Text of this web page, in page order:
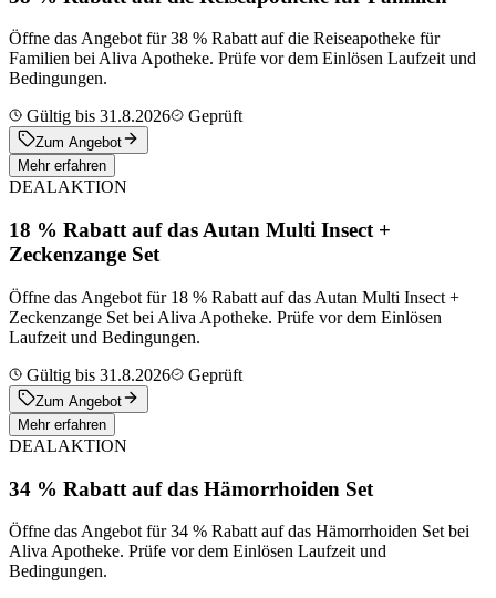
Öffne das Angebot für 38 % Rabatt auf die Reiseapotheke für
Familien bei Aliva Apotheke. Prüfe vor dem Einlösen Laufzeit und
Bedingungen.
Gültig bis 31.8.2026
Geprüft
Zum Angebot
Mehr erfahren
DEALAKTION
18 % Rabatt auf das Autan Multi Insect +
Zeckenzange Set
Öffne das Angebot für 18 % Rabatt auf das Autan Multi Insect +
Zeckenzange Set bei Aliva Apotheke. Prüfe vor dem Einlösen
Laufzeit und Bedingungen.
Gültig bis 31.8.2026
Geprüft
Zum Angebot
Mehr erfahren
DEALAKTION
34 % Rabatt auf das Hämorrhoiden Set
Öffne das Angebot für 34 % Rabatt auf das Hämorrhoiden Set bei
Aliva Apotheke. Prüfe vor dem Einlösen Laufzeit und
Bedingungen.